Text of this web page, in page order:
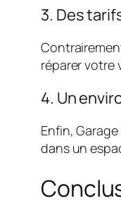
3. Des
réparer votre
4. Un
Enfin,
dans un